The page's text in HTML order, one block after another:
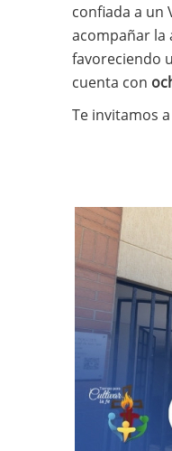
confiada a un
acompañar la
favoreciendo
cuenta con
Te invitamos